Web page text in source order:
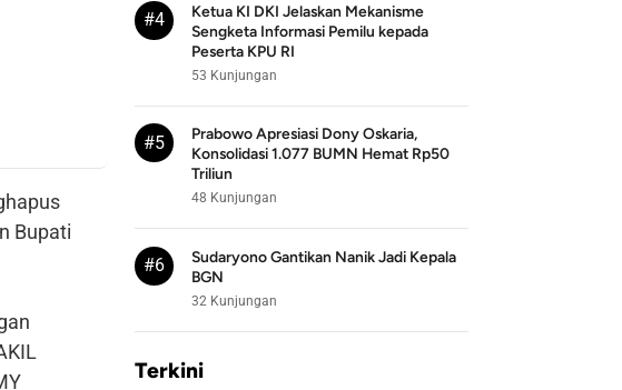
Bupati
#4
Ketua KI DKI Jelaskan Mekanisme
Sengketa Informasi Pemilu kepada
Peserta KPU RI
53 Kunjungan
#5
Prabowo Apresiasi Dony Oskaria,
Konsolidasi 1.077 BUMN Hemat Rp50
Triliun
48 Kunjungan
#6
Sudaryono Gantikan Nanik Jadi Kepala
BGN
32 Kunjungan
Terkini